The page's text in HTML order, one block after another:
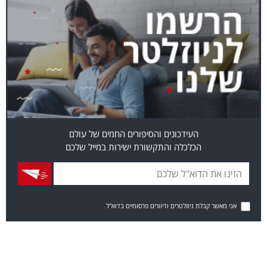
העידכונים והסיפורים החמים של עולם
הכלכלה והתקשורת ישירות במייל שלכם
אני מאשר קבלת ניוזלטרים ודיוורים פרסומיים בדוא"ל